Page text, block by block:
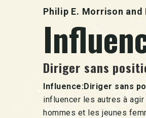
Philip E. Morrison and
Diriger sans
Influence:Diriger sans
influencer les autres à agir
hommes et les jeunes